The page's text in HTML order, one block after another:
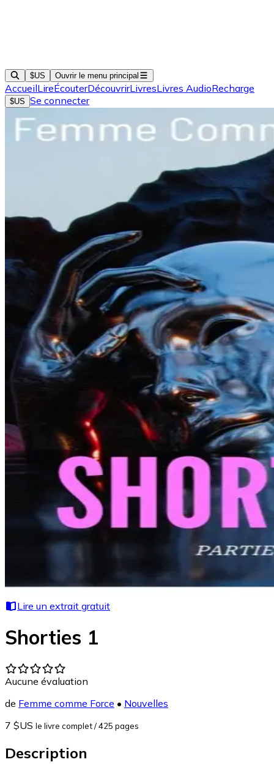
$US Ouvrir le menu principal
AccueilLireÉcouterDécouvrirLivresLivres AudioRecharge
$US Se connecter
Lire un extrait gratuit
Shorties 1
Aucune évaluation
de Femme comme Force • Nouvelles
7 $US le livre complet/ 425 pages
Description